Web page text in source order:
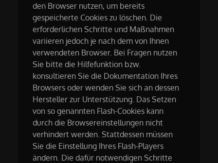
den Browser nutzen, um bereits
gespeicherte Cookies zu löschen. Die
erforderlichen Schritte und Maßnahmen
variieren jedoch je nach dem von Ihnen
verwendeten Browser. Bei Fragen nutzen
Sie bitte die Hilfefunktion bzw.
konsultieren Sie die Dokumentation Ihres
Browsers oder wenden Sie sich an dessen
Hersteller zur Unterstützung. Das Setzen
von so genannten Flash-Cookies kann
durch die Browsereinstellungen nicht
verhindert werden. Stattdessen müssen
Sie die Einstellung Ihres Flash-Players
ändern. Die dafür notwendigen Schritte